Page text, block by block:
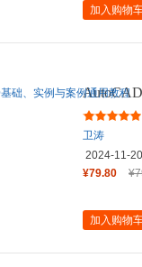
加入购物
卫涛
2024-11-20
¥79.80
加入购物